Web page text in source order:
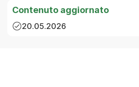
Contenuto aggiornato
20.05.2026